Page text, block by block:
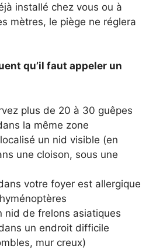
installé chez vous ou à
mètres, le piège ne réglera
qu’il faut appeler un
plus de 20 à 30 guêpes
la même zone
un nid visible (en
une cloison, sous une
votre foyer est allergique
nid de frelons asiatiques
un endroit difficile
mur creux)